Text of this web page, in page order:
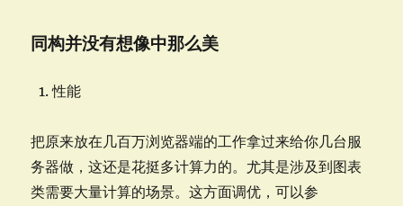
同构并没有想像中那么美
性能
把原来放在几百万浏览器端的工作拿过来给你几台服
务器做，这还是花挺多计算力的。尤其是涉及到图表
类需要大量计算的场景。这方面调优，可以参